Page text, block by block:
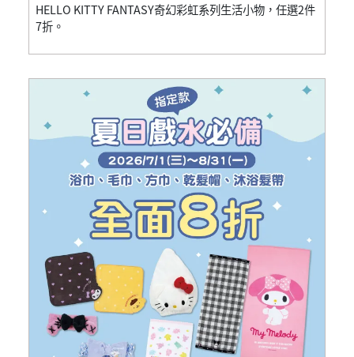
HELLO KITTY FANTASY奇幻彩虹系列生活小物，任選2件
7折。